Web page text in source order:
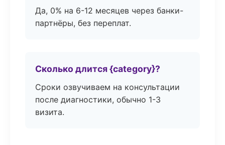
Да, 0% на 6-12 месяцев через банки-
партнёры, без переплат.
Сколько длится {category}?
Сроки озвучиваем на консультации
после диагностики, обычно 1-3
визита.